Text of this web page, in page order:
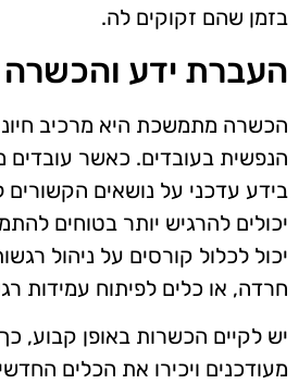
בזמן שהם זקוקים לה.
העברת ידע
הכשרה מתמשכת היא מרכיב
הנפשית בעובדים. כאשר
בידע עדכני על נושאים
יכולים להרגיש יותר בטוחים
יכול לכלול קורסים על ניהול
חרדה, או כלים לפיתוח עמידות
יש לקיים הכשרות באופן קבוע,
מעודכנים ויכירו את הכלים